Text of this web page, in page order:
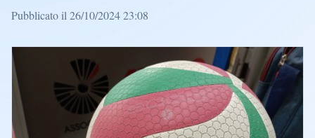
Pubblicato il 26/10/2024 23:08